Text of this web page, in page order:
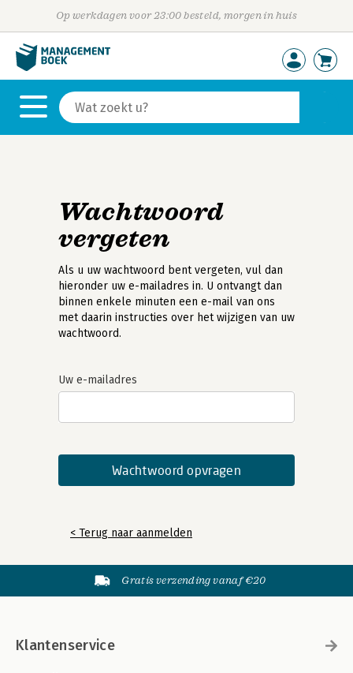
Op werkdagen voor 23:00 besteld, morgen in huis
Wachtwoord
vergeten
Als u uw wachtwoord bent vergeten, vul dan
hieronder uw e-mailadres in. U ontvangt dan
binnen enkele minuten een e-mail van ons
met daarin instructies over het wijzigen van uw
wachtwoord.
Uw e-mailadres
< Terug naar aanmelden
Gratis verzending vanaf €20
Klantenservice